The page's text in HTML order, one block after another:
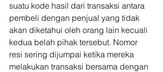
suatu kode hasil dari transaksi antara
pembeli dengan penjual yang tidak
akan diketahui oleh orang lain kecuali
kedua belah pihak tersebut. Nomor
resi sering dijumpai ketika mereka
melakukan transaksi bersama dengan